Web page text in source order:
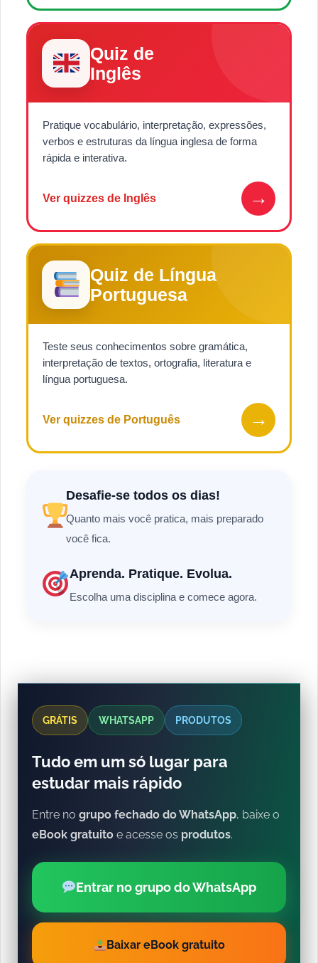
Quiz de
Inglês
Pratique vocabulário, interpretação, expressões,
verbos e estruturas da língua inglesa de forma
rápida e interativa.
Ver quizzes de Inglês →
Quiz de Língua
Portuguesa
Teste seus conhecimentos sobre gramática,
interpretação de textos, ortografia, literatura e
língua portuguesa.
Ver quizzes de Português →
Desafie-se todos os dias!
Quanto mais você pratica, mais preparado
você fica.
Aprenda. Pratique. Evolua.
Escolha uma disciplina e comece agora.
GRÁTIS WHATSAPP PRODUTOS
Tudo em um só lugar para
estudar mais rápido
Entre no grupo fechado do WhatsApp, baixe o
eBook gratuito e acesse os produtos.
Entrar no grupo do WhatsApp
Baixar eBook gratuito